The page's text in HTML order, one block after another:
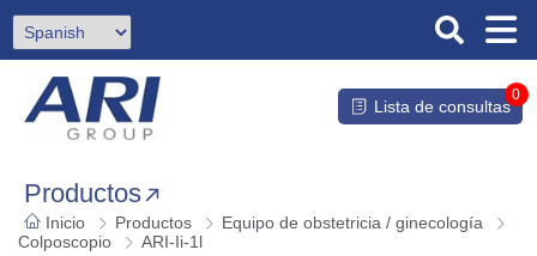
Lista de consultas
0
Productos
Inicio Productos
Equipo de obstetricia / ginecología
Colposcopio
ARI-Ii-1l